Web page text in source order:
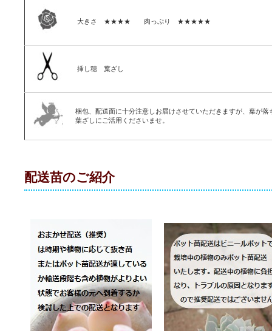
大きさ ★★★★ 肉っぷり ★★★★★
挿し穂 葉ざし
梱包、配送面に十分注意しお届けさせていただきますが、葉が落
葉ざしにご活用くださいませ。
配送苗のご紹介